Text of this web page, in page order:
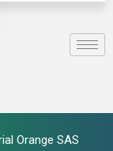
Orange SAS